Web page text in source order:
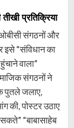
प्रतिक्रिया
ओबीसी संगठनों और
इसे “संविधान का
वाला”
संगठनों ने
के पुतले जलाए,
की, पोस्टर उठाए
“बाबासाहेब